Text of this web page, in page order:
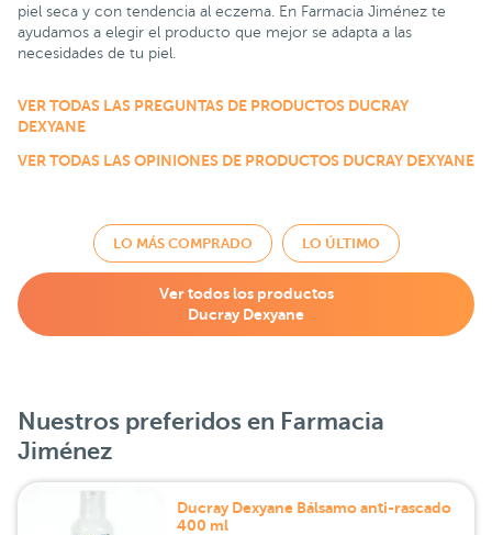
piel seca y con tendencia al eczema. En Farmacia Jiménez te
ayudamos a elegir el producto que mejor se adapta a las
necesidades de tu piel.
VER TODAS LAS PREGUNTAS DE PRODUCTOS DUCRAY
DEXYANE
VER TODAS LAS OPINIONES DE PRODUCTOS DUCRAY DEXYANE
LO MÁS COMPRADO LO ÚLTIMO
Ver todos los productos
Ducray Dexyane
Nuestros preferidos en Farmacia
Jiménez
Ducray Dexyane Bálsamo anti-rascado
400 ml